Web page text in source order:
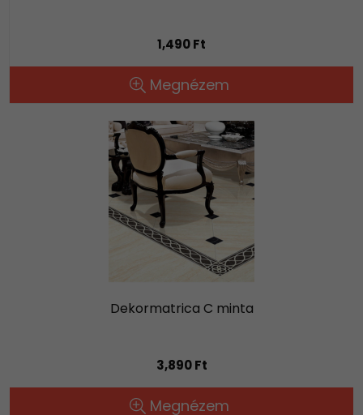
1,490 Ft
Megnézem
Dekormatrica C minta
3,890 Ft
Megnézem